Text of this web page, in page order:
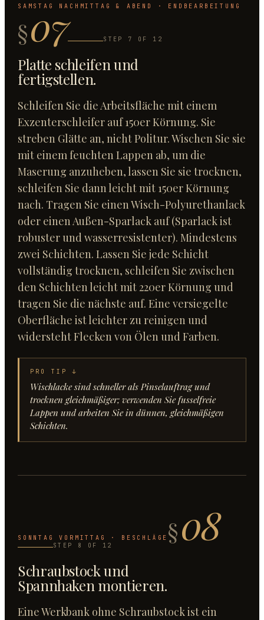
SAMSTAG NACHMITTAG & ABEND · ENDBEARBEITUNG
§07 STEP 7 OF 12
Platte schleifen und
fertigstellen.
Schleifen Sie die Arbeitsfläche mit einem
Exzenterschleifer auf 150er Körnung. Sie
streben Glätte an, nicht Politur. Wischen Sie sie
mit einem feuchten Lappen ab, um die
Maserung anzuheben, lassen Sie sie trocknen,
schleifen Sie dann leicht mit 150er Körnung
nach. Tragen Sie einen Wisch-Polyurethanlack
oder einen Außen-Sparlack auf (Sparlack ist
robuster und wasserresistenter). Mindestens
zwei Schichten. Lassen Sie jede Schicht
vollständig trocknen, schleifen Sie zwischen
den Schichten leicht mit 220er Körnung und
tragen Sie die nächste auf. Eine versiegelte
Oberfläche ist leichter zu reinigen und
widersteht Flecken von Ölen und Farben.
PRO TIP ↓
Wischlacke sind schneller als Pinselauftrag und
trocknen gleichmäßiger; verwenden Sie fusselfreie
Lappen und arbeiten Sie in dünnen, gleichmäßigen
Schichten.
SONNTAG VORMITTAG · BESCHLÄGE §08
STEP 8 OF 12
Schraubstock und
Spannhaken montieren.
Eine Werkbank ohne Schraubstock ist ein